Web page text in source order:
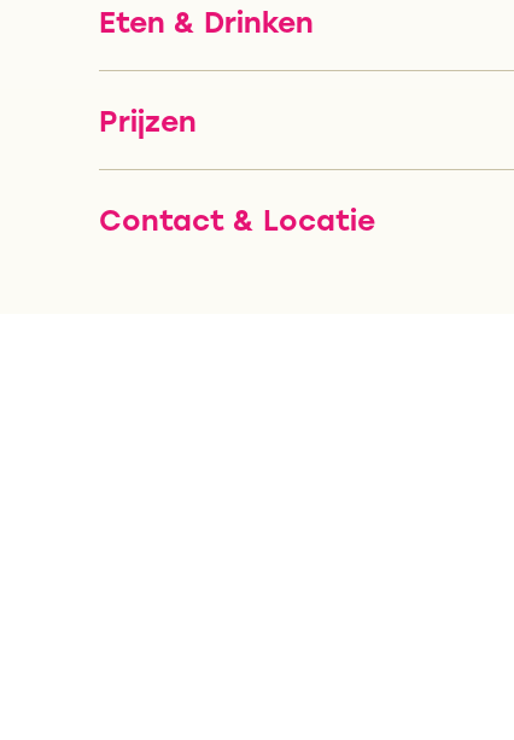
Eten & Drinken
Prijzen
Contact & Locatie